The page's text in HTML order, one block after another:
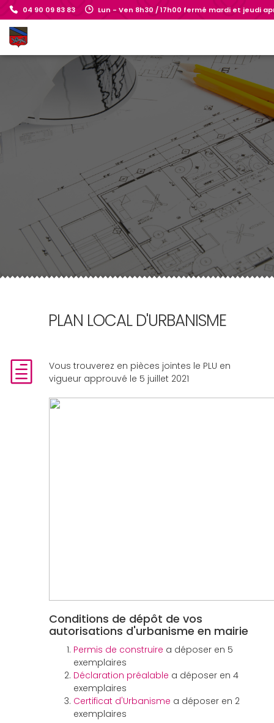
04 90 09 83 83 Lun - Ven 8h30 / 17h00 fermé mardi et jeudi
PLAN LOCAL D'URBANISME
Vous trouverez en pièces jointes le PLU en
vigueur approuvé le 5 juillet 2021
Conditions de dépôt de vos
autorisations d'urbanisme en mairie
Permis de construire a déposer en 5
exemplaires
Déclaration préalable a déposer en 4
exemplaires
Certificat d'Urbanisme a déposer en 2
exemplaires